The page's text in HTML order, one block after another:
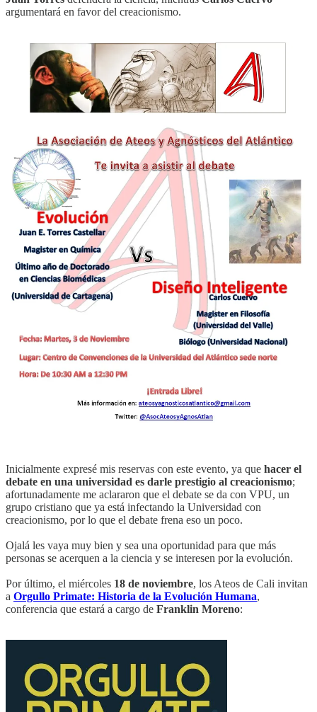
argumentará en favor del creacionismo.
Inicialmente expresé mis reservas con este evento, ya que hacer el
debate en una universidad es darle prestigio al creacionismo;
afortunadamente me aclararon que el debate se da con VPU, un
grupo cristiano que ya está infectando la Universidad con
creacionismo, por lo que el debate frena eso un poco.
Ojalá les vaya muy bien y sea una oportunidad para que más
personas se acerquen a la ciencia y se interesen por la evolución.
Por último, el miércoles 18 de noviembre, los Ateos de Cali invitan
a Orgullo Primate: Historia de la Evolución Humana,
conferencia que estará a cargo de Franklin Moreno: